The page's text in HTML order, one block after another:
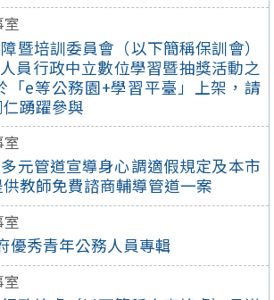
室
暨培訓委員會（以下簡稱保訓會）
員行政中立數位學習暨抽獎活動之
「e等公務園+學習平臺」上架，請
踴躍參與
室
元管道宣導身心調適假規定及本市
教師免費諮商輔導管道一案
室
優秀青年公務人員專輯
室